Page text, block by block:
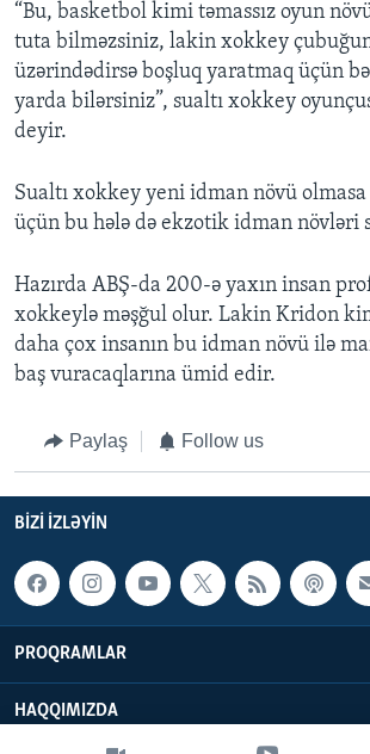
“Bu, basketbol kimi təmassız oyun
tuta bilməzsiniz, lakin xokkey
üzərindədirsə boşluq yaratmaq üçün
yarda bilərsiniz”, sualtı xokkey
deyir.
Sualtı xokkey yeni idman növü
üçün bu hələ də ekzotik idman növləri
Hazırda ABŞ-da 200-ə yaxın insan
xokkeylə məşğul olur. Lakin Kridon
daha çox insanın bu idman növü ilə
baş vuracaqlarına ümid edir.
Paylaş Follow us
BIZI IZLƏYIN
PROQRAMLAR
HAQQIMIZDA